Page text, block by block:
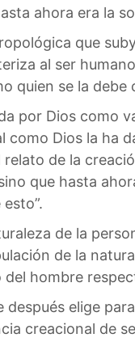
ahora era la
que
al ser
quien se la debe
por Dios como
como Dios la
de la
que hasta
de la
de la
hombre
elige
creacional de